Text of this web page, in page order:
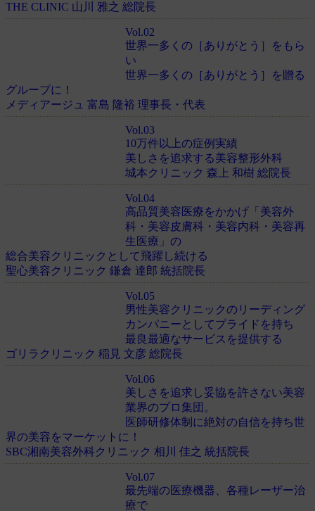
THE CLINIC 山川 雅之 総院長
Vol.02
世界一多くの［ありがとう］をもら
い
世界一多くの［ありがとう］を贈る
グループに！
メディアージュ 富島 隆裕 理事長・代表
Vol.03
10万件以上の症例実績
美しさを追求する美容整形外科
城本クリニック 森上 和樹 総院長
Vol.04
高品質美容医療をかかげ「美容外
科・美容皮膚科・美容内科・美容再
生医療」の
総合美容クリニックとして飛躍し続ける
聖心美容クリニック 鎌倉 達郎 統括院長
Vol.05
男性美容クリニックのリーディング
カンパニーとしてプライドを持ち
最良最適なサービスを提供する
ゴリラクリニック 稲見 文彦 総院長
Vol.06
美しさを追求し妥協を許さない美容
業界のプロ集団。
医師研修体制に絶対の自信を持ち世
界の美容をマーケットに！
SBC湘南美容外科クリニック 相川 佳之 統括院長
Vol.07
最先端の医療機器、各種レーザー治
療で